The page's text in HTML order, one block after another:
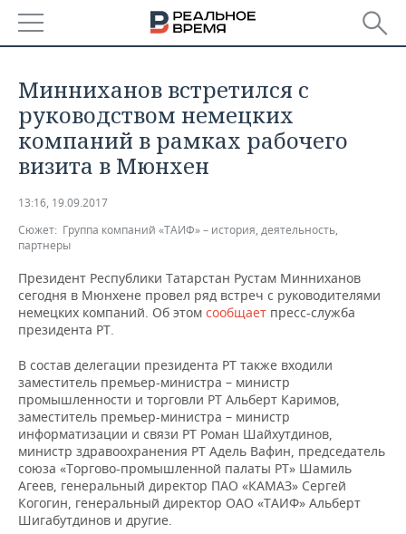
ТАТАРСТАН
НОВОСТИ
АНАЛИТИКА
ДЕКЛАРАЦИИ О ДОХОДАХ
КОРОЛИ ГОСЗАКАЗА ПФО
ВУЗЫ ТАТАРСТАНА
КОМУ ПРИНАДЛЕЖАТ
ТОРГОВЫЕ ЦЕНТРЫ
ТАТАРСТАНА
НОВОСТИ ЭКОНОМИКИ
ФИНАНСЫ
БАНКИ
БЮДЖЕТ
ИНВЕСТИЦИИ
ПРОМЫШЛЕННОСТЬ
НОВОСТИ
ПРОМЫШЛЕННОСТИ
АГРОПРОМ
МАШИНОСТРОЕНИЕ
НЕФТЕХИМИЯ
НЕФТЬ
ОПК
НЕДВИЖИМОСТЬ
НОВОСТИ НЕДВИЖИМОСТИ
АВТО
НОВОСТИ АВТО
БИЗНЕС
НОВОСТИ БИЗНЕСА
РОЗНИЧНАЯ ТОРГОВЛЯ
ТРАНСПОРТ
УСЛУГИ
ТЕХНОЛОГИИ
НОВОСТИ ТЕХНОЛОГИЙ
IT
МЕДИА
МЕРОПРИЯТИЯ
НОВОСТИ МЕРОПРИЯТИЙ
ВЫЕЗДНАЯ РЕДАКЦИЯ
СПОРТ
НОВОСТИ СПОРТА
ОБЩЕСТВО
Минниханов встретился с
руководством немецких
компаний в рамках рабочего
визита в Мюнхен
13:16, 19.09.2017
Сюжет: Группа компаний «ТАИФ» – история, деятельность,
партнеры
Президент Республики Татарстан Рустам Минниханов
сегодня в Мюнхене провел ряд встреч с руководителями
немецких компаний. Об этом сообщает пресс-служба
президента РТ.
В состав делегации президента РТ также входили
заместитель премьер-министра – министр
промышленности и торговли РТ Альберт Каримов,
заместитель премьер-министра – министр
информатизации и связи РТ Роман Шайхутдинов,
министр здравоохранения РТ Адель Вафин, председатель
союза «Торгово-промышленной палаты РТ» Шамиль
Агеев, генеральный директор ПАО «КАМАЗ» Сергей
Когогин, генеральный директор ОАО «ТАИФ» Альберт
Шигабутдинов и другие.